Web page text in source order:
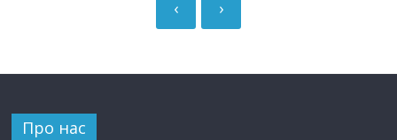
›
‹
Про нас